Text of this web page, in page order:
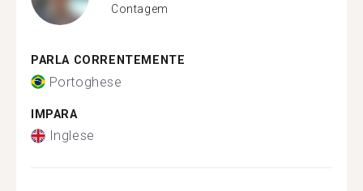
Contagem
PARLA CORRENTEMENTE
Portoghese
IMPARA
Inglese